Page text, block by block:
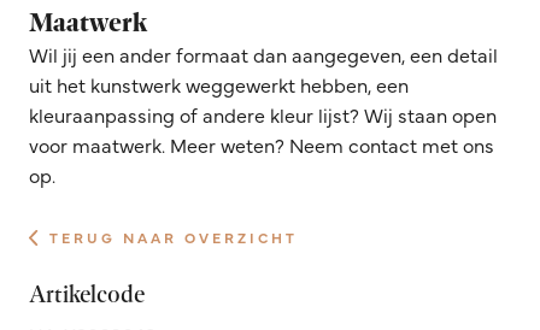
Maatwerk
Wil jij een ander formaat dan aangegeven, een detail
uit het kunstwerk weggewerkt hebben, een
kleuraanpassing of andere kleur lijst? Wij staan open
voor maatwerk. Meer weten? Neem contact met ons
op.
TERUG NAAR OVERZICHT
Artikelcode